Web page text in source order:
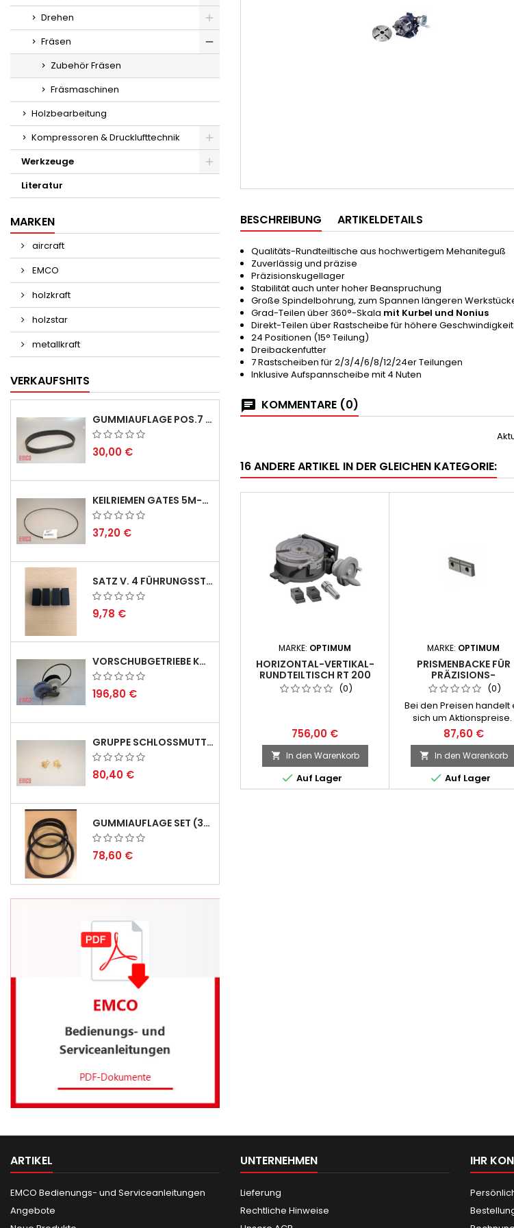
Drehen
Fräsen
Zubehör Fräsen
Fräsmaschinen
Holzbearbeitung
Kompressoren & Drucklufttechnik
Werkzeuge
Literatur
MARKEN
aircraft
EMCO
holzkraft
holzstar
metallkraft
VERKAUFSHITS
GUMMIAUFLAGE POS.7 FÜR EMCO SWING UND BS 3 - LIEFERVERZÖGERUNG AUGUST/ SEPTEMBER 2026
30,00 €
KEILRIEMEN GATES 5M-690 USA B1 - VEE-BELT - POSITION 23.
37,20 €
SATZ V. 4 FÜHRUNGSSTIFTEN FÜR EMCO SWING
9,78 €
VORSCHUBGETRIEBE KOMPL. F. REX 2000 MIT KEILRIEMEN - DERZEIT NICHT LAGERND
196,80 €
GRUPPE SCHLOSSMUTTER METRISCH
80,40 €
GUMMIAUFLAGE SET (3STÜCK) FÜR EMCO SWING UND BS 3 - LIEFERVERZÖGERUNG AUGUST 2026
78,60 €
BESCHREIBUNG ARTIKELDETAILS
Qualitäts-Rundteiltische aus hochwertigem Mehaniteguß
Zuverlässig und präzise
Präzisionskugellager
Stabilität auch unter hoher Beanspruchung
Große Spindelbohrung, zum Spannen längeren
Grad-Teilen über 360°-Skala mit Kurbel und Nonius
Direkt-Teilen über Rastscheibe für höhere
24 Positionen (15° Teilung)
Dreibackenfutter
7 Rastscheiben für 2/3/4/6/8/12/24er Teilungen
Inklusive Aufspannscheibe mit 4 Nuten
KOMMENTARE (0)
16 ANDERE ARTIKEL IN DER GLEICHEN KATEGORIE:
MARKE: OPTIMUM
HORIZONTAL-VERTIKAL-
RUNDTEILTISCH RT 200
(0)
756,00 €
 In den Warenkorb
 Auf Lager
MARKE: OPTIMUM
PRISMENBACKE FÜR
PRÄZISIONS-
FMS 150
(0)
Bei den Preisen handelt
sich um Aktionspreise.
87,60 €
 In den Warenkorb
 Auf Lager
ARTIKEL
EMCO Bedienungs- und Serviceanleitungen
Angebote
UNTERNEHMEN
Lieferung
Rechtliche Hinweise
IHR